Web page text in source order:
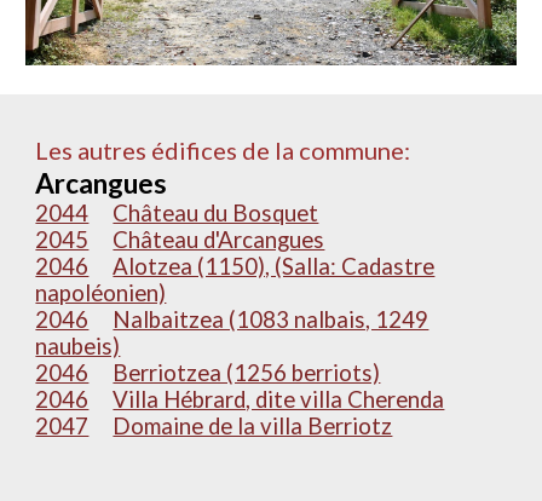
Les autres édifices de la commune:
Arcangues
2044
Château du Bosquet
2045
Château d'Arcangues
2046
Alotzea (1150), (Salla: Cadastre
napoléonien)
2046
Nalbaitzea (1083 nalbais, 1249
naubeis)
2046
Berriotzea (1256 berriots)
2046
Villa Hébrard, dite villa Cherenda
2047
Domaine de la villa Berriotz